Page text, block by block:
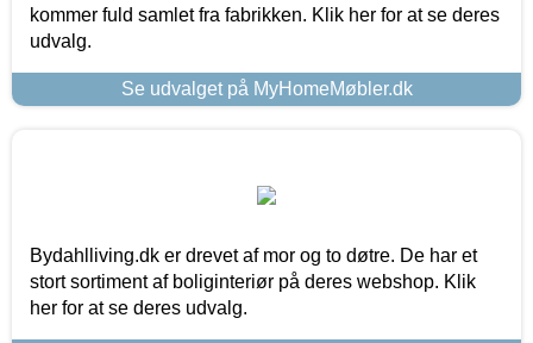
kommer fuld samlet fra fabrikken. Klik her for at se deres
udvalg.
Se udvalget på MyHomeMøbler.dk
Bydahlliving.dk er drevet af mor og to døtre. De har et
stort sortiment af boliginteriør på deres webshop. Klik
her for at se deres udvalg.